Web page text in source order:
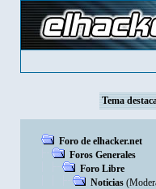
Tema
Foro de elhacker.net
Foros Generales
Foro Libre
Noticias